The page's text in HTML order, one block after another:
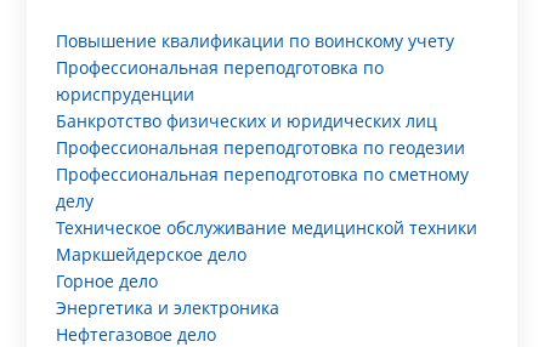
Повышение квалификации по воинскому учету
Профессиональная переподготовка по
юриспруденции
Банкротство физических и юридических лиц
Профессиональная переподготовка по геодезии
Профессиональная переподготовка по сметному
делу
Техническое обслуживание медицинской техники
Маркшейдерское дело
Горное дело
Энергетика и электроника
Нефтегазовое дело